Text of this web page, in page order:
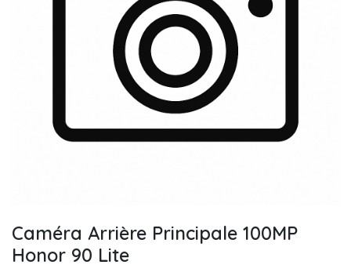
Caméra Arrière Principale 100MP
Honor 90 Lite